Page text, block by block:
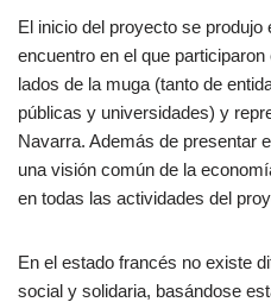
El inicio del proyecto se
encuentro en el que
lados de la muga (tanto de
públicas y universidades) y
Navarra. Además de presentar
una visión común de la
en todas las actividades del
En el estado francés no existe
social y solidaria, basándose